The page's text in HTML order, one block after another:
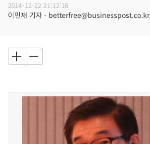
2014-12-22 21:12:16
이민재 기자 - betterfree@businesspost.co.kr